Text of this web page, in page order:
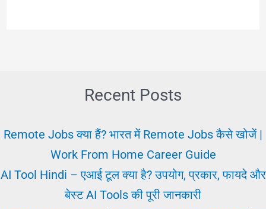
गलतियों
बारे
Recent Posts
Remote Jobs क्या हैं? भारत में Remote Jobs कैसे खोजें |
Work From Home Career Guide
AI Tool Hindi – एआई टूल क्या है? उपयोग, प्रकार, फायदे और
बेस्ट AI Tools की पूरी जानकारी